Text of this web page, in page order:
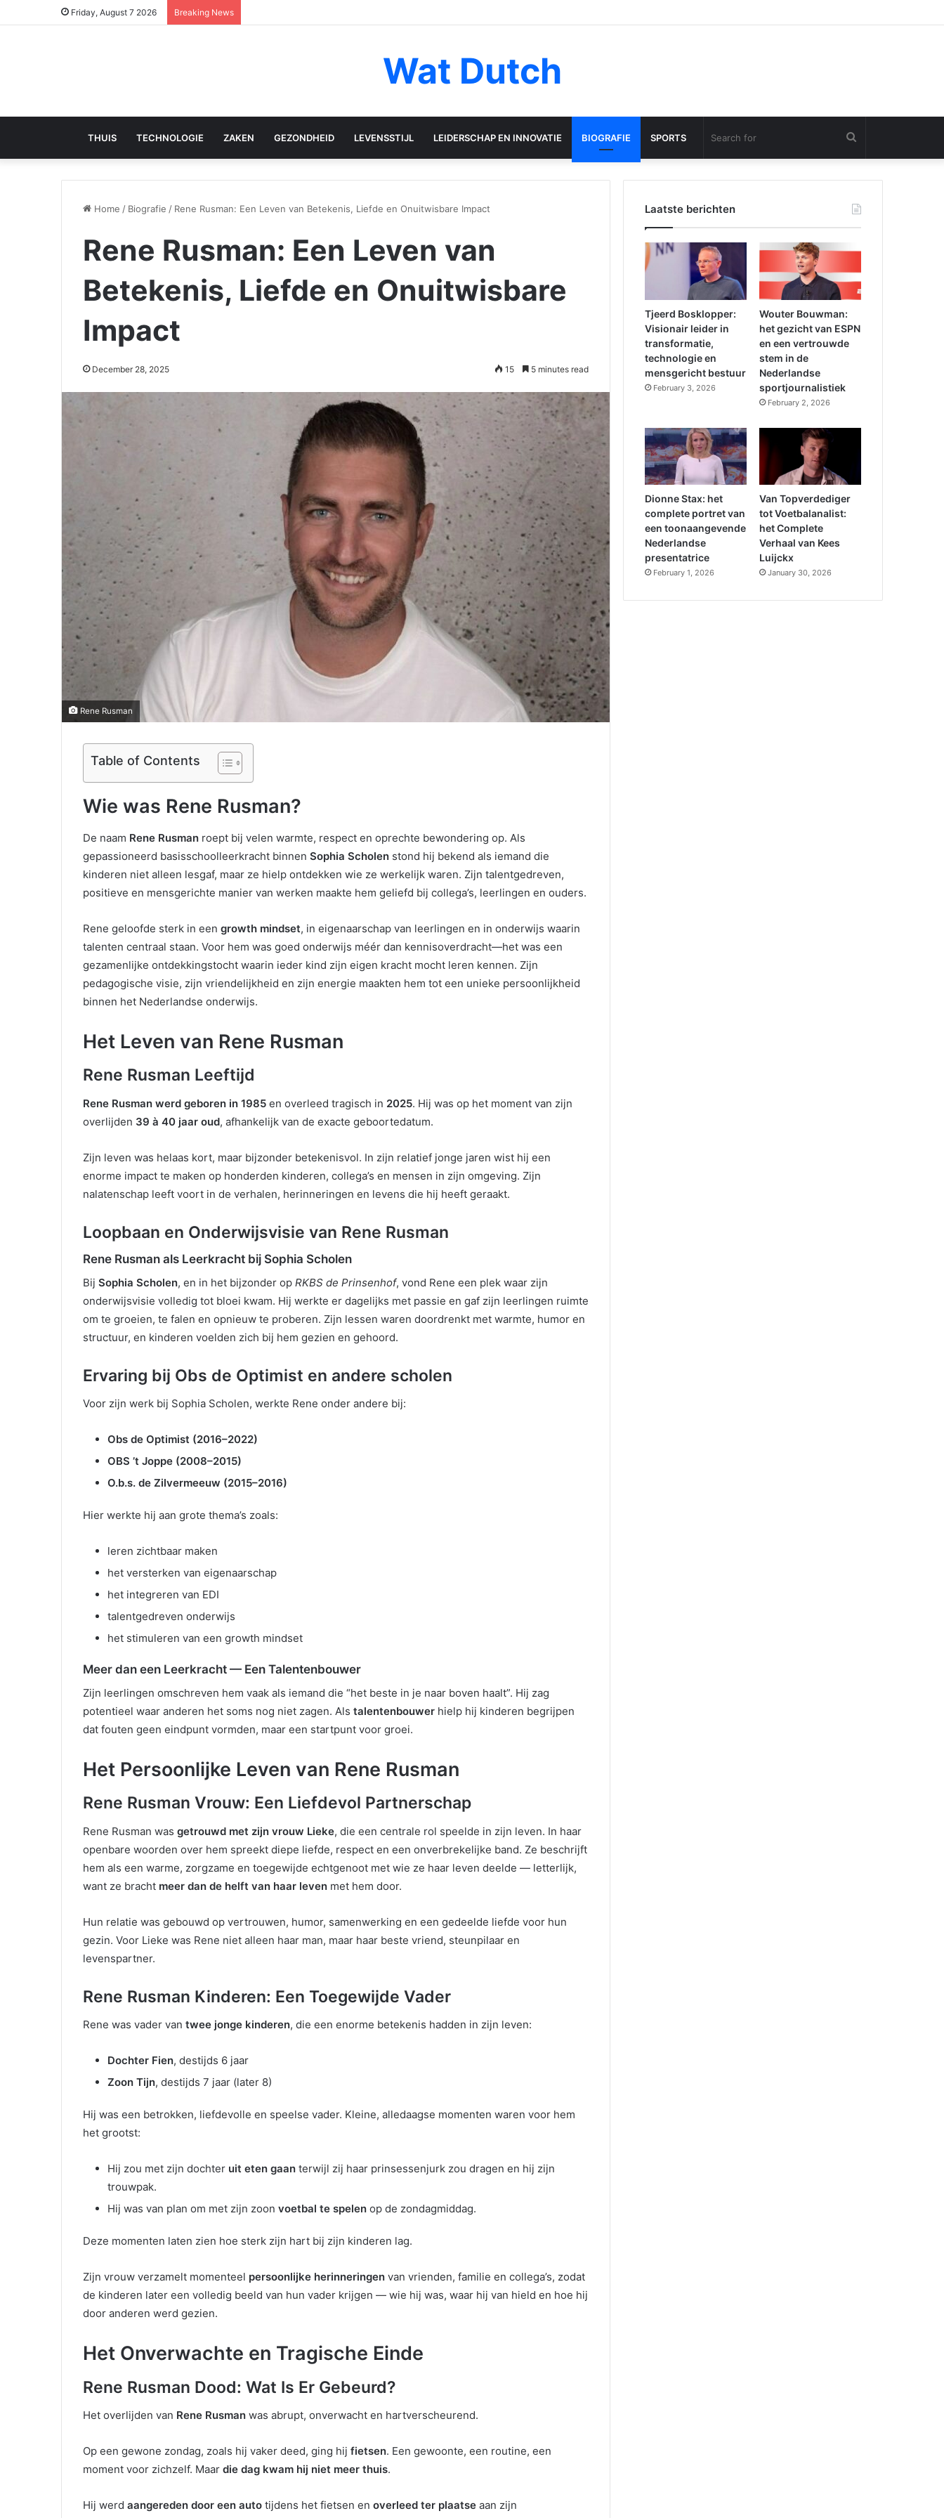
Friday, August 7 2026 Breaking News
Wat Dutch
THUIS TECHNOLOGIE ZAKEN GEZONDHEID LEVENSSTIJL LEIDERSCHAP EN INNOVATIE BIOGRAFIE SPORTS
for
Home / Biografie / Rene Rusman: Een Leven van Betekenis, Liefde en Onuitwisbare Impact
Rene Rusman: Een Leven van
Betekenis, Liefde en Onuitwisbare
Impact
December 28, 2025 15 5 minutes read
Rene Rusman
Table of Contents
Wie was Rene Rusman?
De naam Rene Rusman roept bij velen warmte, respect en oprechte bewondering op. Als
gepassioneerd basisschoolleerkracht binnen Sophia Scholen stond hij bekend als iemand die
kinderen niet alleen lesgaf, maar ze hielp ontdekken wie ze werkelijk waren. Zijn talentgedreven,
positieve en mensgerichte manier van werken maakte hem geliefd bij collega’s, leerlingen en ouders.
Rene geloofde sterk in een growth mindset, in eigenaarschap van leerlingen en in onderwijs waarin
talenten centraal staan. Voor hem was goed onderwijs méér dan kennisoverdracht—het was een
gezamenlijke ontdekkingstocht waarin ieder kind zijn eigen kracht mocht leren kennen. Zijn
pedagogische visie, zijn vriendelijkheid en zijn energie maakten hem tot een unieke persoonlijkheid
binnen het Nederlandse onderwijs.
Het Leven van Rene Rusman
Rene Rusman Leeftijd
Rene Rusman werd geboren in 1985 en overleed tragisch in 2025. Hij was op het moment van zijn
overlijden 39 à 40 jaar oud, afhankelijk van de exacte geboortedatum.
Zijn leven was helaas kort, maar bijzonder betekenisvol. In zijn relatief jonge jaren wist hij een
enorme impact te maken op honderden kinderen, collega’s en mensen in zijn omgeving. Zijn
nalatenschap leeft voort in de verhalen, herinneringen en levens die hij heeft geraakt.
Loopbaan en Onderwijsvisie van Rene Rusman
Rene Rusman als Leerkracht bij Sophia Scholen
Bij Sophia Scholen, en in het bijzonder op RKBS de Prinsenhof, vond Rene een plek waar zijn
onderwijsvisie volledig tot bloei kwam. Hij werkte er dagelijks met passie en gaf zijn leerlingen ruimte
om te groeien, te falen en opnieuw te proberen. Zijn lessen waren doordrenkt met warmte, humor en
structuur, en kinderen voelden zich bij hem gezien en gehoord.
Ervaring bij Obs de Optimist en andere scholen
Voor zijn werk bij Sophia Scholen, werkte Rene onder andere bij:
Obs de Optimist (2016–2022)
OBS ’t Joppe (2008–2015)
O.b.s. de Zilvermeeuw (2015–2016)
Hier werkte hij aan grote thema’s zoals:
leren zichtbaar maken
het versterken van eigenaarschap
het integreren van EDI
talentgedreven onderwijs
het stimuleren van een growth mindset
Meer dan een Leerkracht — Een Talentenbouwer
Zijn leerlingen omschreven hem vaak als iemand die “het beste in je naar boven haalt”. Hij zag
potentieel waar anderen het soms nog niet zagen. Als talentenbouwer hielp hij kinderen begrijpen
dat fouten geen eindpunt vormden, maar een startpunt voor groei.
Het Persoonlijke Leven van Rene Rusman
Rene Rusman Vrouw: Een Liefdevol Partnerschap
Rene Rusman was getrouwd met zijn vrouw Lieke, die een centrale rol speelde in zijn leven. In haar
openbare woorden over hem spreekt diepe liefde, respect en een onverbrekelijke band. Ze beschrijft
hem als een warme, zorgzame en toegewijde echtgenoot met wie ze haar leven deelde — letterlijk,
want ze bracht meer dan de helft van haar leven met hem door.
Hun relatie was gebouwd op vertrouwen, humor, samenwerking en een gedeelde liefde voor hun
gezin. Voor Lieke was Rene niet alleen haar man, maar haar beste vriend, steunpilaar en
levenspartner.
Rene Rusman Kinderen: Een Toegewijde Vader
Rene was vader van twee jonge kinderen, die een enorme betekenis hadden in zijn leven:
Dochter Fien, destijds 6 jaar
Zoon Tijn, destijds 7 jaar (later 8)
Hij was een betrokken, liefdevolle en speelse vader. Kleine, alledaagse momenten waren voor hem
het grootst:
Hij zou met zijn dochter uit eten gaan terwijl zij haar prinsessenjurk zou dragen en hij zijn
trouwpak.
Hij was van plan om met zijn zoon voetbal te spelen op de zondagmiddag.
Deze momenten laten zien hoe sterk zijn hart bij zijn kinderen lag.
Zijn vrouw verzamelt momenteel persoonlijke herinneringen van vrienden, familie en collega’s, zodat
de kinderen later een volledig beeld van hun vader krijgen — wie hij was, waar hij van hield en hoe hij
door anderen werd gezien.
Het Onverwachte en Tragische Einde
Rene Rusman Dood: Wat Is Er Gebeurd?
Het overlijden van Rene Rusman was abrupt, onverwacht en hartverscheurend.
Op een gewone zondag, zoals hij vaker deed, ging hij fietsen. Een gewoonte, een routine, een
moment voor zichzelf. Maar die dag kwam hij niet meer thuis.
Hij werd aangereden door een auto tijdens het fietsen en overleed ter plaatse aan zijn
Laatste berichten
Tjeerd Bosklopper:
Visionair leider in
transformatie,
technologie en
mensgericht bestuur
February 3, 2026
Wouter Bouwman:
het gezicht van ESPN
en een vertrouwde
stem in de
Nederlandse
sportjournalistiek
February 2, 2026
Dionne Stax: het
complete portret van
een toonaangevende
Nederlandse
presentatrice
February 1, 2026
Van Topverdediger
tot Voetbalanalist:
het Complete
Verhaal van Kees
Luijckx
January 30, 2026